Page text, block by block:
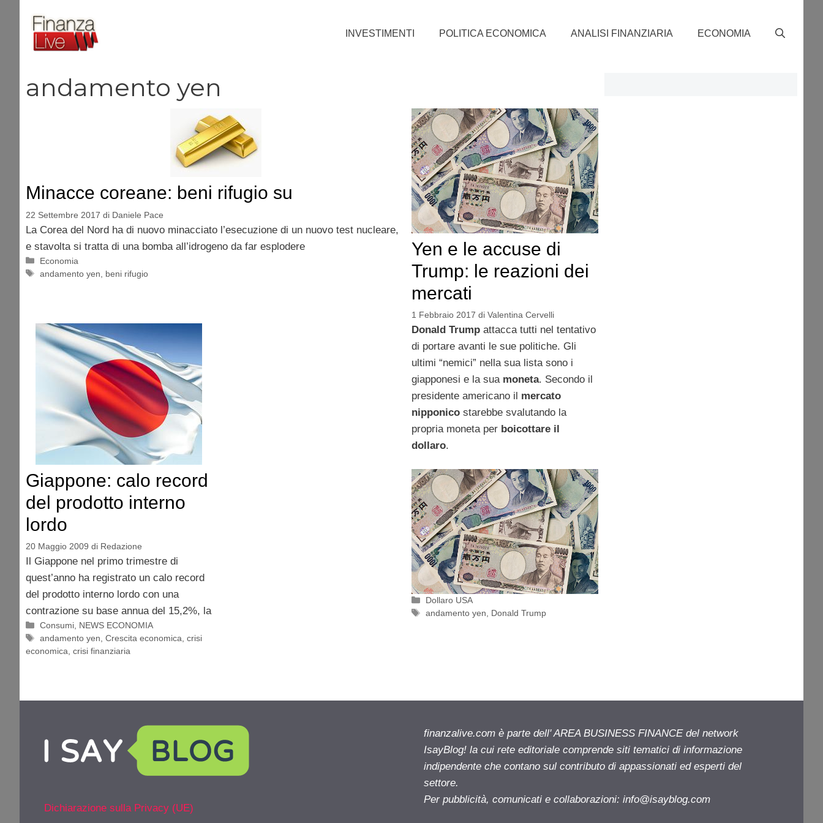
contenuto
INVESTIMENTI POLITICA ECONOMICA ANALISI FINANZIARIA ECONOMIA
andamento yen
Minacce coreane: beni rifugio su
22 Settembre 2017 di Daniele Pace
La Corea del Nord ha di nuovo minacciato l’esecuzione di un nuovo test nucleare,
e stavolta si tratta di una bomba all’idrogeno da far esplodere
Categorie
Economia
Tag
andamento yen beni rifugio
Yen e le accuse di
Trump: le reazioni dei
mercati
1 Febbraio 2017 di Valentina Cervelli
Donald Trumpattacca tutti nel tentativo
di portare avanti le sue politiche. Gli
ultimi “nemici” nella sua lista sono i
giapponesi e la sua moneta. Secondo il
presidente americano il mercato
nipponicostarebbe svalutando la
propria moneta per boicottare il
dollaro.
Categorie
Dollaro USA
Tag
andamento yen Donald Trump
Giappone: calo record
del prodotto interno
lordo
20 Maggio 2009 di Redazione
Il Giappone nel primo trimestre di
quest’anno ha registrato un calo record
del prodotto interno lordo con una
contrazione su base annua del 15,2%, la
Categorie
Consumi NEWS ECONOMIA
Tag
andamento yen ,Crescita economica ,crisi
economica crisi finanziaria
Dichiarazione sulla Privacy (UE)
finanzalive.com è parte dell' AREA BUSINESS FINANCE del network
IsayBlog! la cui rete editoriale comprende siti tematici di informazione
indipendente che contano sul contributo di appassionati ed esperti del
settore.
Per pubblicità, comunicati e collaborazioni: info@isayblog.com